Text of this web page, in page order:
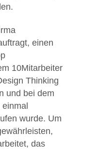
einen
10Mitarbeiter
Thinking
und bei dem
wurde. Um
das